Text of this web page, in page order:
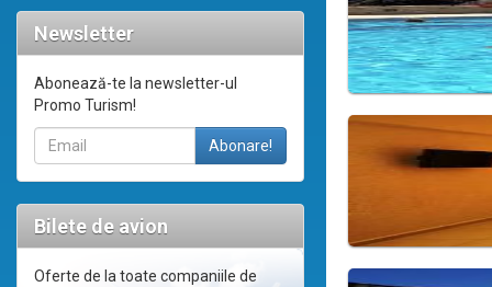
Newsletter
Abonează-te la newsletter-ul
Promo Turism!
Bilete de avion
Oferte de la toate companiile de